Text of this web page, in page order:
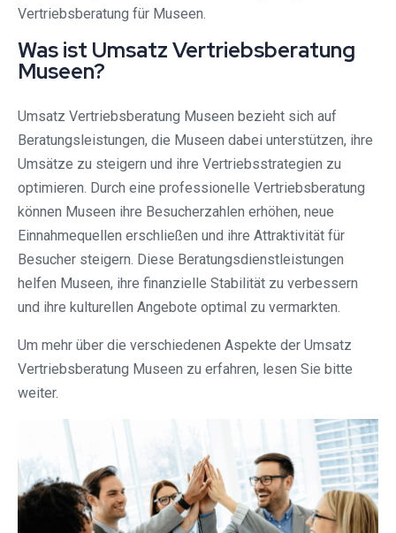
Vertriebsberatung für Museen.
Was ist Umsatz Vertriebsberatung
Museen?
Umsatz Vertriebsberatung Museen bezieht sich auf
Beratungsleistungen, die Museen dabei unterstützen, ihre
Umsätze zu steigern und ihre Vertriebsstrategien zu
optimieren. Durch eine professionelle Vertriebsberatung
können Museen ihre Besucherzahlen erhöhen, neue
Einnahmequellen erschließen und ihre Attraktivität für
Besucher steigern. Diese Beratungsdienstleistungen
helfen Museen, ihre finanzielle Stabilität zu verbessern
und ihre kulturellen Angebote optimal zu vermarkten.
Um mehr über die verschiedenen Aspekte der Umsatz
Vertriebsberatung Museen zu erfahren, lesen Sie bitte
weiter.